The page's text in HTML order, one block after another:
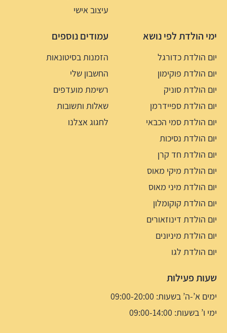
עיצוב אישי
ימי הולדת לפי נושא
יום הולדת כדורגל
יום הולדת פוקימון
יום הולדת סוניק
יום הולדת ספיידרמן
יום הולדת סמי הכבאי
יום הולדת נסיכות
יום הולדת חד קרן
יום הולדת מיקי מאוס
יום הולדת מיני מאוס
יום הולדת קוקומלון
יום הולדת דינוזאורים
יום הולדת מיניונים
יום הולדת לגו
עמודים נוספים
הזמנות בסיטונאות
החשבון שלי
רשימת מועדפים
שאלות ותשובות
לחגוג אצלנו
שעות פעילות
ימים א’-ה’ בשעות: 09:00-20:00
ימי ו’ בשעות: 09:00-14:00